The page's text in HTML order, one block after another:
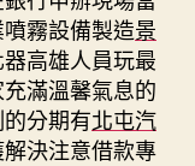
霧設備製造景
高雄人員玩最
滿溫馨氣息的
分期有北屯汽
決注意借款專